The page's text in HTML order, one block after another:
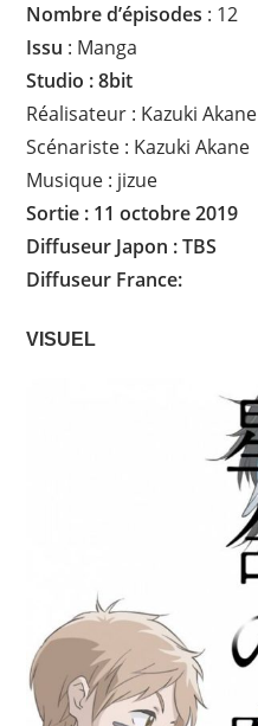
Nombre d’épisodes : 12
Issu : Manga
Studio : 8bit
Réalisateur : Kazuki Akane
Scénariste : Kazuki Akane
Musique : jizue
Sortie : 11 octobre 2019
Diffuseur Japon : TBS
Diffuseur France:
VISUEL